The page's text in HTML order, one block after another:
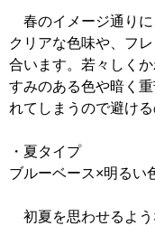
春のイメージ通りに
クリアな色味や、フ
合います。若々しく
すみのある色や暗く
れてしまうので避ける
・夏タイプ
ブルーベース×明るい
初夏を思わせるよう